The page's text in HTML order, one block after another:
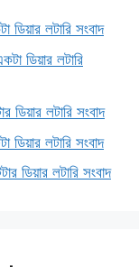
লটারি সংবাদ
ডিয়ার লটারি
লটারি সংবাদ
লটারি সংবাদ
লটারি সংবাদ